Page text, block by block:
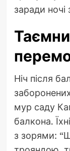
заради
Ніч після
мур саду
балкона.
з зорями: